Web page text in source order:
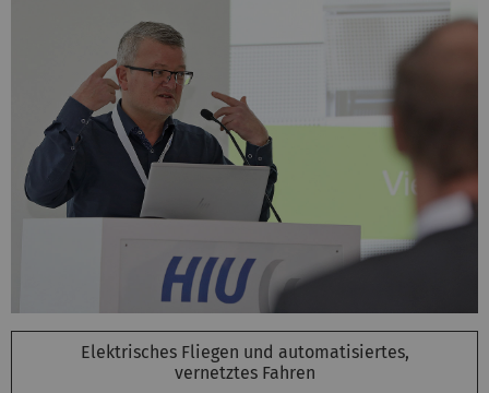
Elektrisches Fliegen und automatisiertes,
vernetztes Fahren